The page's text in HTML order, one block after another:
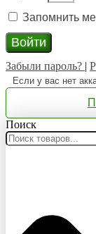
Запомнить
Войти
Забыли пароль? |
Если у вас нет
Поиск